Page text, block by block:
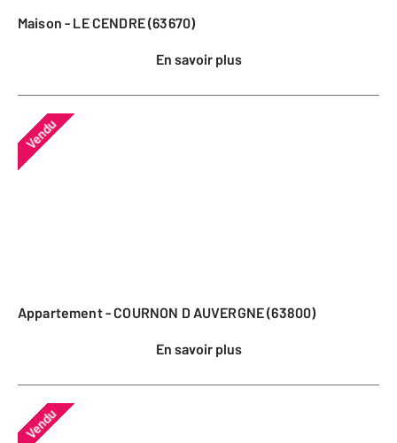
Maison - LE CENDRE (63670)
En savoir plus
Vendu
Appartement - COURNON D AUVERGNE (63800)
En savoir plus
Vendu